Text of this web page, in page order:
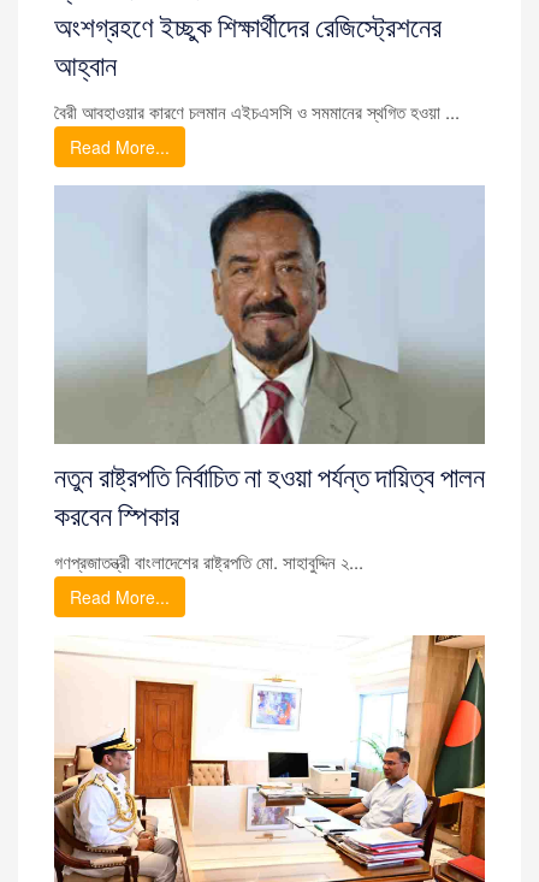
অংশগ্রহণে ইচ্ছুক শিক্ষার্থীদের রেজিস্ট্রেশনের
আহ্বান
বৈরী আবহাওয়ার কারণে চলমান এইচএসসি ও সমমানের স্থগিত হওয়া ...
Read More...
নতুন রাষ্ট্রপতি নির্বাচিত না হওয়া পর্যন্ত দায়িত্ব পালন
করবেন স্পিকার
গণপ্রজাতন্ত্রী বাংলাদেশের রাষ্ট্রপতি মো. সাহাবুদ্দিন ২...
Read More...